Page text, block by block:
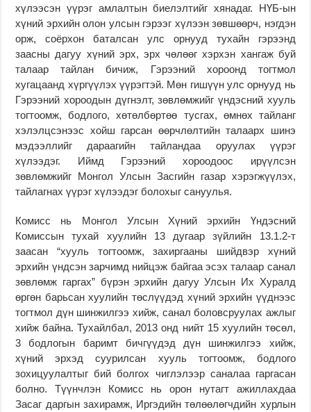
хүлээсэн үүрэг амлалтын биелэлтийг хянадаг. НҮБ-ын
хүний эрхийн олон улсын гэрээг хүлээн зөвшөөрч, нэгдэн
орж, соёрхон баталсан улс орнууд тухайн гэрээнд
заасны дагуу хүний эрх, эрх чөлөөг хэрхэн хангаж буй
талаар тайлан бичиж, Гэрээний хороонд тогтмол
хугацаанд хүргүүлэх үүрэгтэй. Мөн гишүүн улс орнууд нь
Гэрээний хороодын дүгнэлт, зөвлөмжийг үндэсний хууль
тогтоомж, бодлого, хөтөлбөртөө тусгах, өмнөх тайланг
хэлэлцсэнээс хойш гарсан өөрчлөлтийн талаарх шинэ
мэдээллийг дараагийн тайландаа оруулах үүрэг
хүлээдэг. Иймд Гэрээний хороодоос ирүүлсэн
зөвлөмжийг Монгол Улсын Засгийн газар хэрэгжүүлэх,
тайлагнах үүрэг хүлээдэг болохыг сануулья.
Комисс нь Монгол Улсын Хүний эрхийн Үндэсний
Комиссын тухай хуулийн 13 дугаар зүйлийн 13.1.2-т
заасан “хууль тогтоомж, захиргааны шийдвэр хүний
эрхийн үндсэн зарчимд нийцэж байгаа эсэх талаар санал
зөвлөмж гаргах” бүрэн эрхийн дагуу Улсын Их Хуралд
өргөн барьсан хуулийн төслүүдэд хүний эрхийн үүднээс
тогтмол дүн шинжилгээ хийж, санал боловсруулах ажлыг
хийж байна. Тухайлбал, 2013 онд нийт 15 хуулийн төсөл,
3 бодлогын баримт бичгүүдэд дүн шинжилгээ хийж,
хүний эрхэд суурилсан хууль тогтоомж, бодлого
зохицуулалтыг бий болгох чиглэлээр саналаа гаргасан
болно. Түүнчлэн Комисс нь орон нутагт ажиллахдаа
Засаг даргын захирамж, Иргэдийн төлөөлөгчдийн хурлын